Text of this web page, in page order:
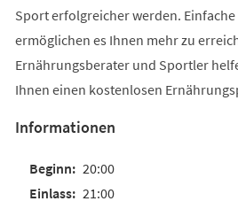
Sport erfolgreicher werden.
ermöglichen es Ihnen mehr zu
Ernährungsberater und Sportler
Ihnen einen kostenlosen
Informationen
20:00
21:00